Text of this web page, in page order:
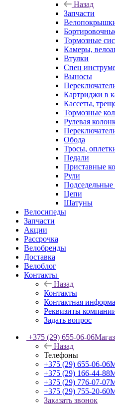
Назад
Запчасти
Тормозные
Камеры,
Втулки
Спец
Выносы
Картриджи в
Кассеты,
Тормозные
Рулевая
Обода
Тросы,
Педали
Приставные
Рули
Цепи
Шатуны
Велосипеды
Запчасти
Акции
Рассрочка
Велобренды
Доставка
Велоблог
Контакты
Назад
Контакты
Контактная
Реквизиты
Задать вопрос
+375 (29) 655-06-06
Назад
Телефоны
+375 (29) 655-06-06
+375 (29) 166-44-88
+375 (29) 776-07-07
+375 (29) 755-20-60
Заказать звонок